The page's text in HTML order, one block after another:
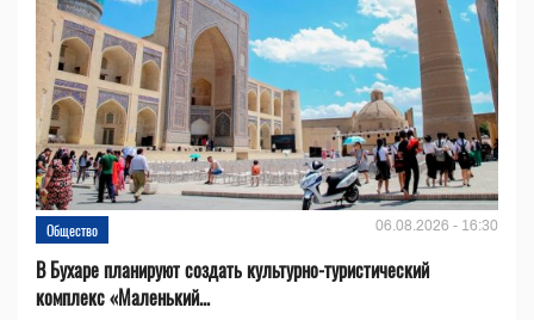
Общество 06.08.2026 - 16:30
В Бухаре планируют создать культурно-туристический
комплекс «Маленький...